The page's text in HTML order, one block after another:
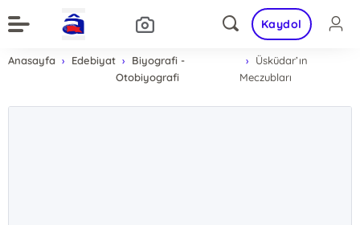
Kaydol
Anasayfa Edebiyat
Biyografi -
Otobiyografi
Üsküdar’ın
Meczubları